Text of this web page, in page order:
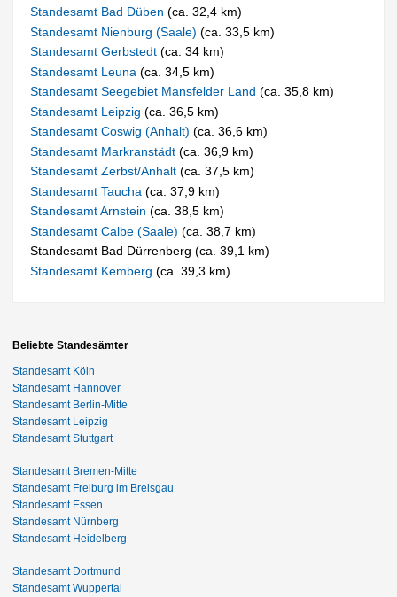
Standesamt Bad Düben(ca. 32,4 km)
Standesamt Nienburg (Saale)(ca. 33,5 km)
Standesamt Gerbstedt(ca. 34 km)
Standesamt Leuna(ca. 34,5 km)
Standesamt Seegebiet Mansfelder Land(ca. 35,8 km)
Standesamt Leipzig(ca. 36,5 km)
Standesamt Coswig (Anhalt)(ca. 36,6 km)
Standesamt Markranstädt(ca. 36,9 km)
Standesamt Zerbst/Anhalt(ca. 37,5 km)
Standesamt Taucha(ca. 37,9 km)
Standesamt Arnstein(ca. 38,5 km)
Standesamt Calbe (Saale)(ca. 38,7 km)
Standesamt Bad Dürrenberg (ca. 39,1 km)
Standesamt Kemberg(ca. 39,3 km)
Beliebte Standesämter
Standesamt Köln
Standesamt Hannover
Standesamt Berlin-Mitte
Standesamt Leipzig
Standesamt Stuttgart
Standesamt Bremen-Mitte
Standesamt Freiburg im Breisgau
Standesamt Essen
Standesamt Nürnberg
Standesamt Heidelberg
Standesamt Dortmund
Standesamt Wuppertal